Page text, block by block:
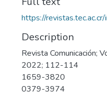
https://
Description
Revista Comunicación;
2022; 112-114
1659-3820
0379-3974